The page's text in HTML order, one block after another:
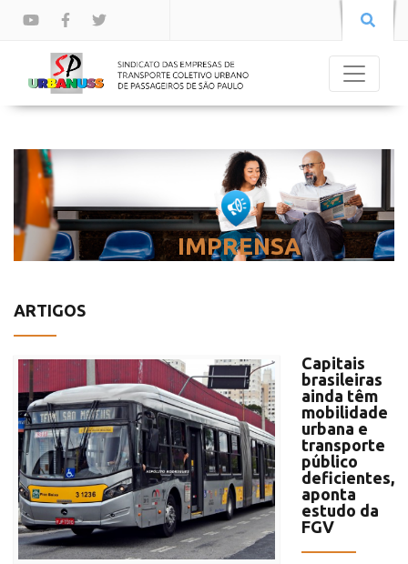
IMPRENSA
ARTIGOS
Capitais
brasileiras
ainda têm
mobilidade
urbana e
transporte
público
deficientes,
aponta
estudo da
FGV